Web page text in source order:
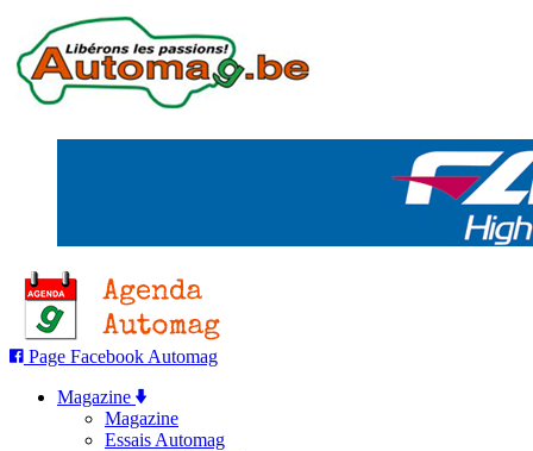
Page Facebook Automag
Magazine
Magazine
Essais Automag